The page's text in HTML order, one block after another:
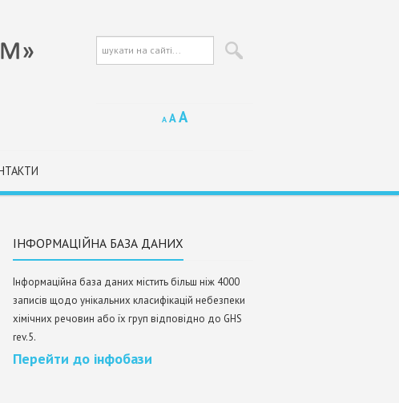
A A A
ІНФОРМАЦІЙНА БАЗА ДАНИХ
Інформаційна база даних містить більш ніж 4000
записів щодо унікальних класифікацій небезпеки
хімічних речовин або їх груп відповідно до GHS
rev.5.
Перейти до інфобази